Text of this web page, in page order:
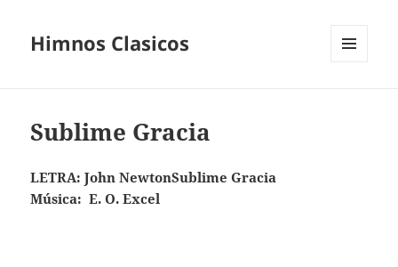
Himnos Clasicos
Sublime Gracia
LETRA: John NewtonSublime Gracia
Música: E. O. Excel